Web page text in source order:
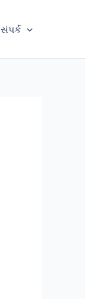
સંપર્ક